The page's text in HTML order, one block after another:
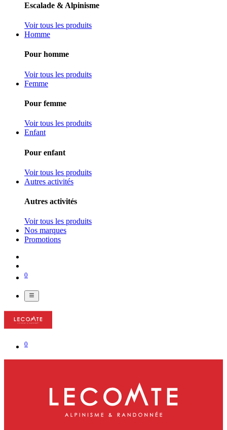
Escalade & Alpinisme
Voir tous les produits
Homme
Pour homme
Voir tous les produits
Femme
Pour femme
Voir tous les produits
Enfant
Pour enfant
Voir tous les produits
Autres activités
Autres activités
Voir tous les produits
Nos marques
Promotions
0
0